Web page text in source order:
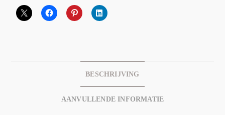
BESCHRIJVING
AANVULLENDE INFORMATIE